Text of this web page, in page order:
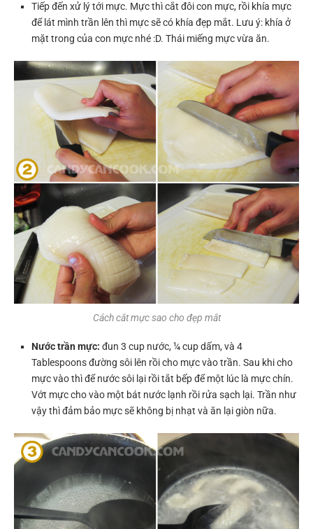
Tiếp đến xử lý tới mực. Mực thì cắt đôi con mực, rồi khía mực
để lát mình trần lên thì mực sẽ có khía đẹp mắt. Lưu ý: khía ở
mặt trong của con mực nhé :D. Thái miếng mực vừa ăn.
Cách cắt mực sao cho đẹp mắt
Nước trần mực: đun 3 cup nước, ¼ cup dấm, và 4
Tablespoons đường sôi lên rồi cho mực vào trần. Sau khi cho
mực vào thì để nước sôi lại rồi tắt bếp để một lúc là mực chín.
Vớt mực cho vào một bát nước lạnh rồi rửa sạch lại. Trần như
vậy thì đảm bảo mực sẽ không bị nhạt và ăn lại giòn nữa.